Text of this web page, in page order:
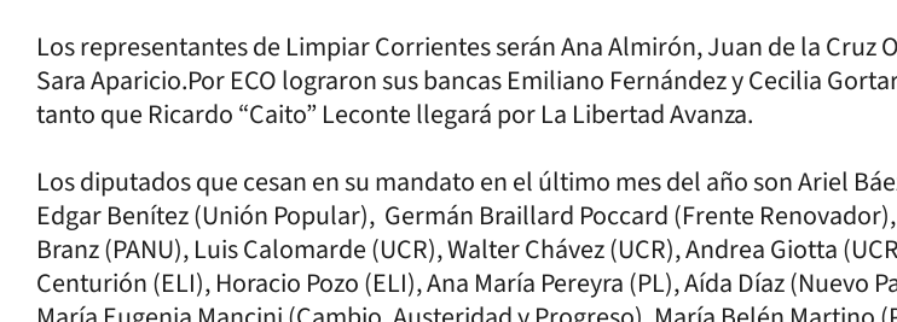
Los representantes de Limpiar Corrientes serán Ana Almirón, Juan de la Cruz
Sara Aparicio.Por ECO lograron sus bancas Emiliano Fernández y Cecilia
tanto que Ricardo “Caito” Leconte llegará por La Libertad Avanza.
Los diputados que cesan en su mandato en el último mes del año son Ariel
Edgar Benítez (Unión Popular), Germán Braillard Poccard (Frente
Branz (PANU), Luis Calomarde (UCR), Walter Chávez (UCR), Andrea Giotta
Centurión (ELI), Horacio Pozo (ELI), Ana María Pereyra (PL), Aída Díaz (Nuevo